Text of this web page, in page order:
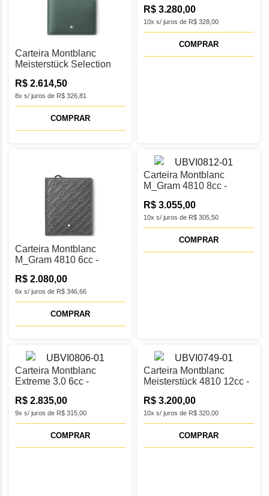
Carteira Montblanc
Meisterstück Selection
8x s/ juros de R$ 326,81
R$ 2.614,50
COMPRAR
10x s/ juros de R$ 328,00
R$ 3.280,00
COMPRAR
Carteira Montblanc
M_Gram 4810 6cc -
6x s/ juros de R$ 346,66
R$ 2.080,00
COMPRAR
Carteira Montblanc
M_Gram 4810 8cc -
10x s/ juros de R$ 305,50
R$ 3.055,00
COMPRAR
Carteira Montblanc
Extreme 3.0 6cc -
9x s/ juros de R$ 315,00
R$ 2.835,00
COMPRAR
Carteira Montblanc
Meisterstück 4810 12cc -
10x s/ juros de R$ 320,00
R$ 3.200,00
COMPRAR